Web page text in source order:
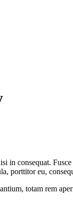
in consequat.
porttitor eu,
totam rem